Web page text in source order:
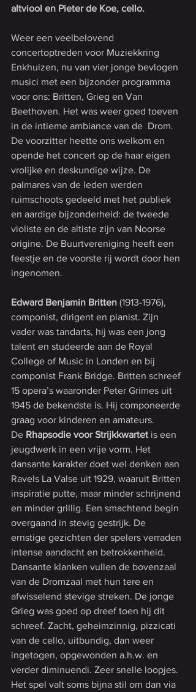
altviool en Pieter de Koe, cello.
Weer een veelbelovend
concertoptreden voor Muziekkring
Enkhuizen, nu van vier jonge bevlogen
musici met een bijzonder programma
voor ons: Britten, Grieg en Van
Beethoven. Het was weer goed toeven
in de intieme ambiance van de  Drom.
De voorzitter heette ons welkom en
opende het concert op de haar eigen
vrolijke en deskundige wijze. De
palmares van de leden werden
ruimschoots gedeeld met het publiek
en aardige bijzonderheid: de tweede
violiste en de altiste zijn van Noorse
origine. De Buurtvereniging heeft een
feestje en de voorste rij wordt door hen
ingenomen.
Edward Benjamin Britten (1913-1976),
componist, dirigent en pianist. Zijn
vader was tandarts, hij was een jong
talent en studeerde aan de Royal
College of Music in Londen en bij
componist Frank Bridge. Britten schreef
15 opera’s waaronder Peter Grimes uit
1945 de bekendste is. Hij componeerde
graag voor kinderen en amateurs.
De Rhapsodie voor Strijkkwartet is een
jeugdwerk in een vrije vorm. Het
dansante karakter doet wel denken aan
Ravels La Valse uit 1929, waaruit Britten
inspiratie putte, maar minder schrijnend
en minder grillig. Een smachtend begin
overgaand in stevig gestrijk. De
ernstige gezichten der spelers verraden
intense aandacht en betrokkenheid.
Dansante klanken vullen de bovenzaal
van de Dromzaal met hun tere en
afwisselend stevige streken. De jonge
Grieg was goed op dreef toen hij dit
schreef. Zacht, geheimzinnig, pizzicati
van de cello, uitbundig, dan weer
ingetogen, opgewonden a.h.w. en
verder diminuendi. Zeer snelle loopjes.
Het spel valt soms bijna stil om dan via